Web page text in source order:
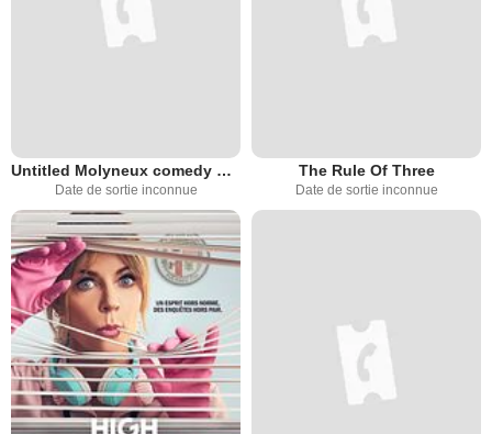
Untitled Molyneux comedy pilot
Date de sortie inconnue
The Rule Of Three
Date de sortie inconnue